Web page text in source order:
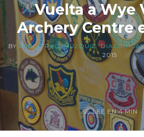
Vuelta a Wye
Archery Centre
BY PABLO RUIZ-MÚZQUIZ "DIACRITICA"
2015
SE LEE EN 4 MIN